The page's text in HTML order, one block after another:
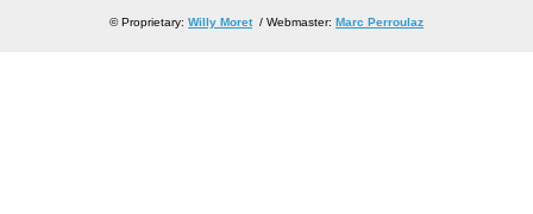
© Proprietary: Willy Moret/ Webmaster: Marc Perroulaz